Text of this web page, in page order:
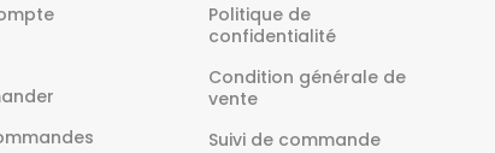
Politique de
confidentialité
Condition générale de
vente
Suivi de commande